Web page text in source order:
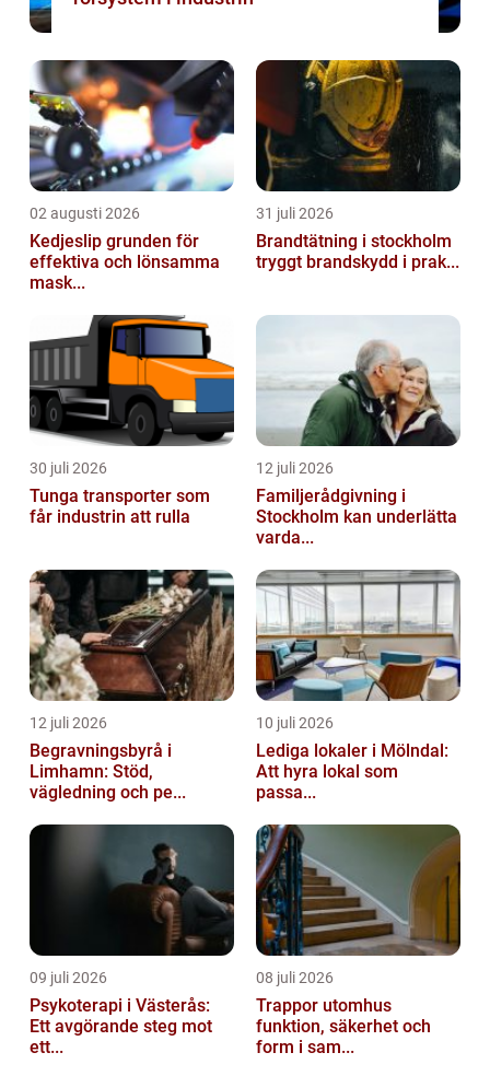
02 augusti 2026
Kedjeslip grunden för
effektiva och lönsamma
mask...
31 juli 2026
Brandtätning i stockholm
tryggt brandskydd i prak...
30 juli 2026
Tunga transporter som
får industrin att rulla
12 juli 2026
Familjerådgivning i
Stockholm kan underlätta
varda...
12 juli 2026
Begravningsbyrå i
Limhamn: Stöd,
vägledning och pe...
10 juli 2026
Lediga lokaler i Mölndal:
Att hyra lokal som
passa...
09 juli 2026
Psykoterapi i Västerås:
Ett avgörande steg mot
ett...
08 juli 2026
Trappor utomhus
funktion, säkerhet och
form i sam...